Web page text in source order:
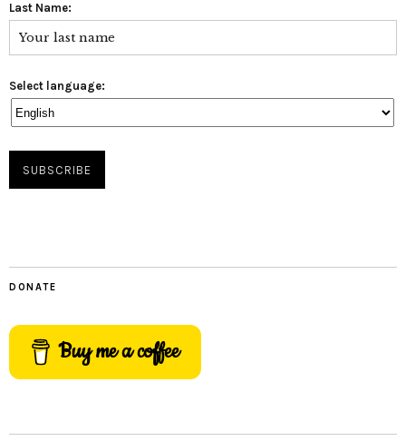
Last Name:
Select language:
DONATE
Buy me a coffee